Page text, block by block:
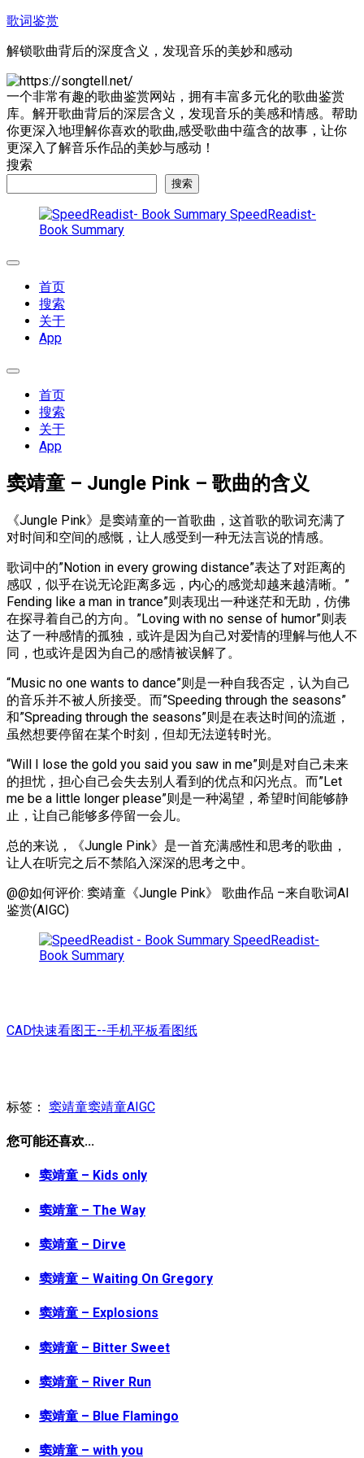
跳
内
容
歌词鉴赏
解锁歌曲背后的深度含义，发现音乐的美妙和感动
一个非常有趣的歌曲鉴赏网站，拥有丰富多元化的歌曲鉴赏
库。解开歌曲背后的深层含义，发现音乐的美感和情感。帮助
你更深入地理解你喜欢的歌曲,感受歌曲中蕴含的故事，让你
更深入了解音乐作品的美妙与感动！
搜索
搜索
SpeedReadist-
Book Summary
展
首页
搜索
关于
App
展
首页
搜索
关于
App
窦靖童 – Jungle Pink – 歌曲的含义
《Jungle Pink》是窦靖童的一首歌曲，这首歌的歌词充满了
对时间和空间的感慨，让人感受到一种无法言说的情感。
歌词中的”Notion in every growing distance”表达了对距离的
感叹，似乎在说无论距离多远，内心的感觉却越来越清晰。”
Fending like a man in trance”则表现出一种迷茫和无助，仿佛
在探寻着自己的方向。”Loving with no sense of humor”则表
达了一种感情的孤独，或许是因为自己对爱情的理解与他人不
同，也或许是因为自己的感情被误解了。
“Music no one wants to dance”则是一种自我否定，认为自己
的音乐并不被人所接受。而”Speeding through the seasons”
和”Spreading through the seasons”则是在表达时间的流逝，
虽然想要停留在某个时刻，但却无法逆转时光。
“Will I lose the gold you said you saw in me”则是对自己未来
的担忧，担心自己会失去别人看到的优点和闪光点。而”Let
me be a little longer please”则是一种渴望，希望时间能够静
止，让自己能够多停留一会儿。
总的来说，《Jungle Pink》是一首充满感性和思考的歌曲，
让人在听完之后不禁陷入深深的思考之中。
@@如何评价: 窦靖童《Jungle Pink》 歌曲作品 –来自歌词AI
鉴赏(AIGC)
SpeedReadist-
Book Summary
CAD快速看图王--手机平板看图纸
标签： 窦靖童窦靖童AIGC
您可能还喜欢...
窦靖童 – Kids only
窦靖童 – The Way
窦靖童 – Dirve
窦靖童 – Waiting On Gregory
窦靖童 – Explosions
窦靖童 – Bitter Sweet
窦靖童 – River Run
窦靖童 – Blue Flamingo
窦靖童 – with you